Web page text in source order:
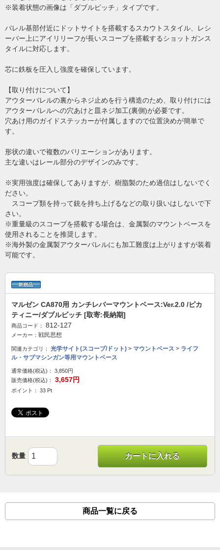
※装着状態の画像は「ダブルピッチ」タイプです。
バレル基部付近にドットサイトを搭載するスカウトスタイル、レシ
ーバー上にアイリリーフが長いスコープを搭載するショットガンス
タイルに対応します。
芯に鉄板を圧入し強度を確保しています。
【取り付けについて】
アウターバレルの裏からネジ止めを行う構造のため、取り付けには
アウターバレルへの穴あけと皿ネジ加工(裏側)が必要です。
穴あけ用のガイドステッカーが付属しますので位置決めが簡単で
す。
形状の違いで複数のバリエーションがあります。
主な違いはレール部分のデザインのみです。
※実用強度は確保してありますが、樹脂製のため過信はしないでく
ださい。
スコープ類を持って銃を持ち上げるなどの取り扱いはしないで下
さい。
※重量級のスコープを搭載する場合は、金属製のマウントベースを
使用されることを推奨します。
※海外製の金属製アウターバレルにも加工難度は上がりますが装着
可能です。
マルゼン CA870用 カンチレバーマウントベース:Ver.2.0 /ピカ
ティニー/ダブルピッチ [取寄:長納期]
商品コード： 812-127
メーカー： 戦民思想
関連カテゴリ： 光学サイト(スコープ/ドット) > マウントベース > ライフ
ル・サブマシンガン等用マウントベース
通常価格(税込)：
3,850円
販売価格(税込)：
3,657円
ポイント： 33 Pt
数量 カートに入れる
商品一覧に戻る